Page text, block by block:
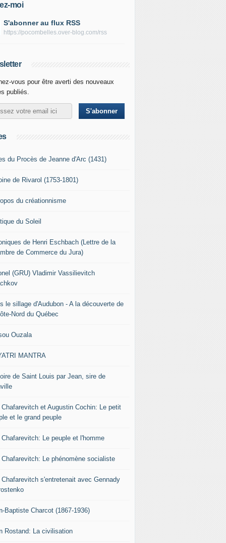
moi
S'abonner au flux RSS
https://pocombelles.over-blog.com/rss
vous pour être averti des nouveaux
publiés.
du Procès de Jeanne d'Arc (1431)
de Rivarol (1753-1801)
du créationnisme
du Soleil
de Henri Eschbach (Lettre de la
de Commerce du Jura)
(GRU) Vladimir Vassilievitch
le sillage d'Audubon - A la découverte de
Nord du Québec
Ouzala
MANTRA
de Saint Louis par Jean, sire de
Chafarevitch et Augustin Cochin: Le petit
et le grand peuple
Chafarevitch: Le peuple et l'homme
Chafarevitch: Le phénomène socialiste
Chafarevitch s'entretenait avec Gennady
Baptiste Charcot (1867-1936)
Rostand: La civilisation